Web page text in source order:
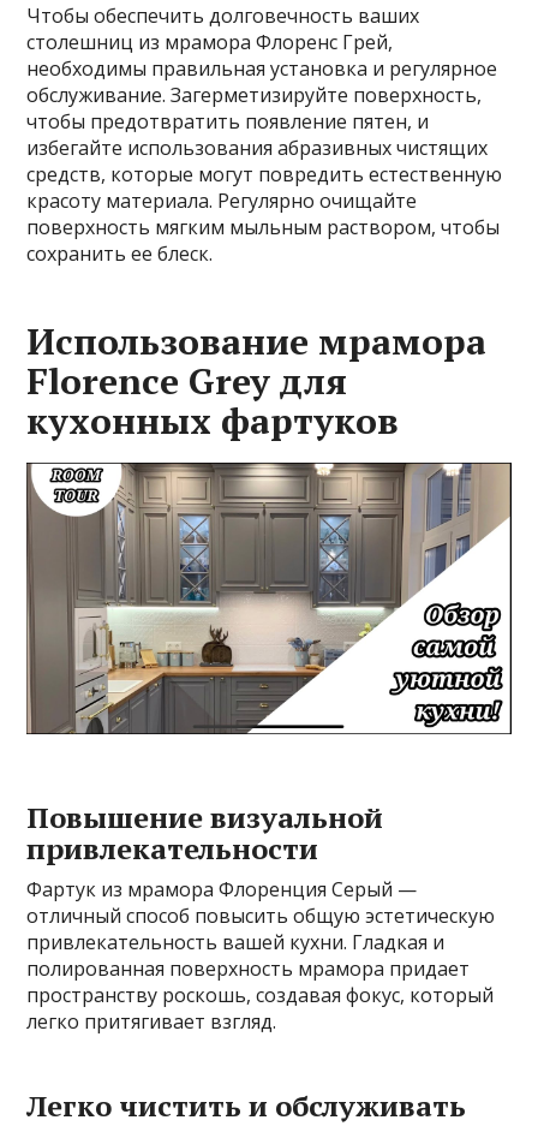
Чтобы обеспечить долговечность ваших
столешниц из мрамора Флоренс Грей,
необходимы правильная установка и регулярное
обслуживание. Загерметизируйте поверхность,
чтобы предотвратить появление пятен, и
избегайте использования абразивных чистящих
средств, которые могут повредить естественную
красоту материала. Регулярно очищайте
поверхность мягким мыльным раствором, чтобы
сохранить ее блеск.
Использование мрамора
Florence Grey для
кухонных фартуков
Повышение визуальной
привлекательности
Фартук из мрамора Флоренция Серый —
отличный способ повысить общую эстетическую
привлекательность вашей кухни. Гладкая и
полированная поверхность мрамора придает
пространству роскошь, создавая фокус, который
легко притягивает взгляд.
Легко чистить и обслуживать